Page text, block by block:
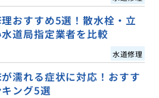
おすすめ5選！散水栓・立
道局指定業者を比較
水道修理
濡れる症状に対応！おすす
ング5選